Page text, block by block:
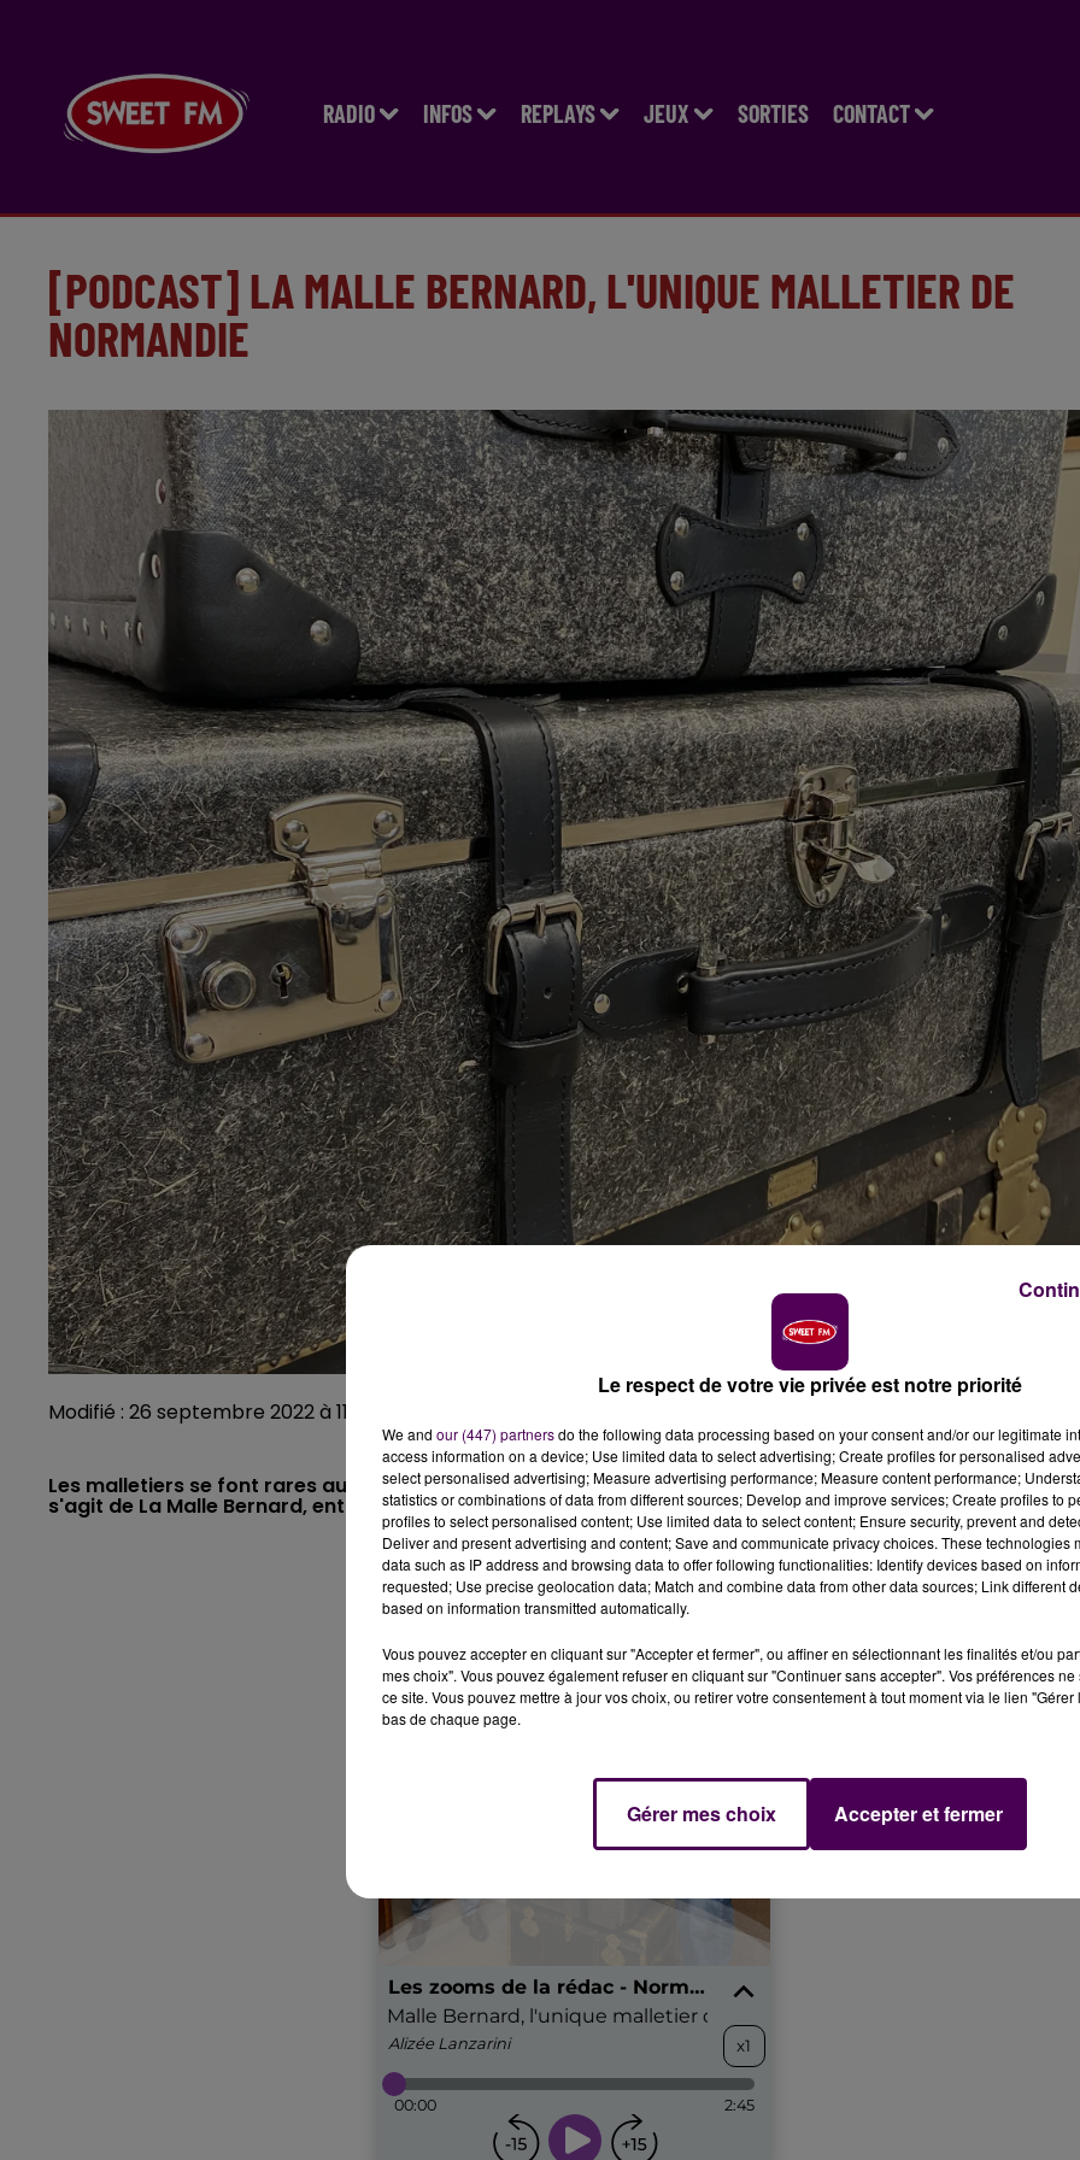
RADIO INFOS REPLAYS JEUX SORTIES CONTACT
[PODCAST] LA MALLE BERNARD, L'UNIQUE MALLETIER DE
NORMANDIE
Modifié : 26 septembre 2022 à 11h05 par Alizée Lanzarini / crédit photo : Sweet FM
Les malletiers se font rares aujourd'hui en France. Mais l'un d'entre eux perdure encore en Normandie. Il
s'agit de La Malle Bernard, entreprise installée dans l'Eure, à Coudres.
Le respect de votre vie privée est notre priorité
We and our (447) partnersdo the following data processing based on your consent and/or our legitimate
access information on a device; Use limited data to select advertising; Create profiles for personalised
select personalised advertising; Measure advertising performance; Measure content performance;
statistics or combinations of data from different sources; Develop and improve services; Create profiles to
profiles to select personalised content; Use limited data to select content; Ensure security, prevent and
Deliver and present advertising and content; Save and communicate privacy choices. These technologies
data such as IP address and browsing data to offer following functionalities: Identify devices based on
requested; Use precise geolocation data; Match and combine data from other data sources; Link different
based on information transmitted automatically.
Vous pouvez accepter en cliquant sur "Accepter et fermer", ou affiner en sélectionnant les finalités et/ou
mes choix". Vous pouvez également refuser en cliquant sur "Continuer sans accepter". Vos préférences
ce site. Vous pouvez mettre à jour vos choix, ou retirer votre consentement à tout moment via le lien
bas de chaque page.
Gérer mes choix Accepter et fermer